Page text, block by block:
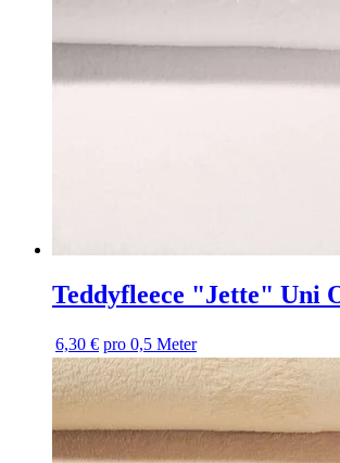
Teddyfleece "Jette" Uni
6,30 € pro 0,5 Meter